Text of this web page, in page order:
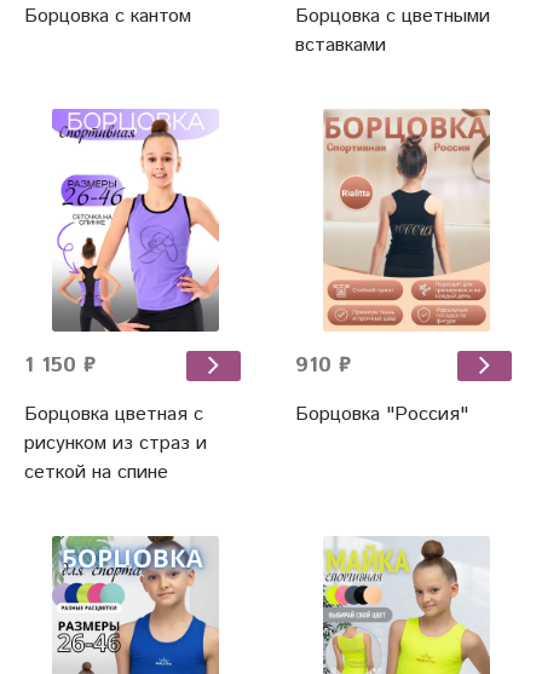
Борцовка с кантом
Борцовка с цветными
вставками
1 150 ₽
Борцовка цветная с
рисунком из страз и
сеткой на спине
910 ₽
Борцовка "Россия"